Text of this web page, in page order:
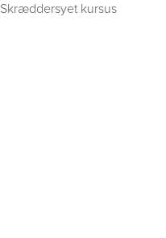
Skræddersyet kursus